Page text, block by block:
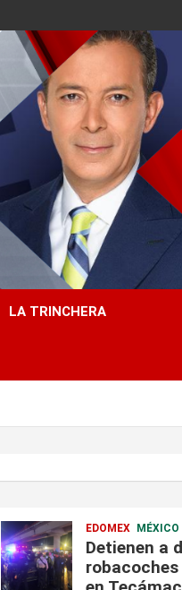
LA TRINCHERA
EDOMEX MÉXICO
Detienen a